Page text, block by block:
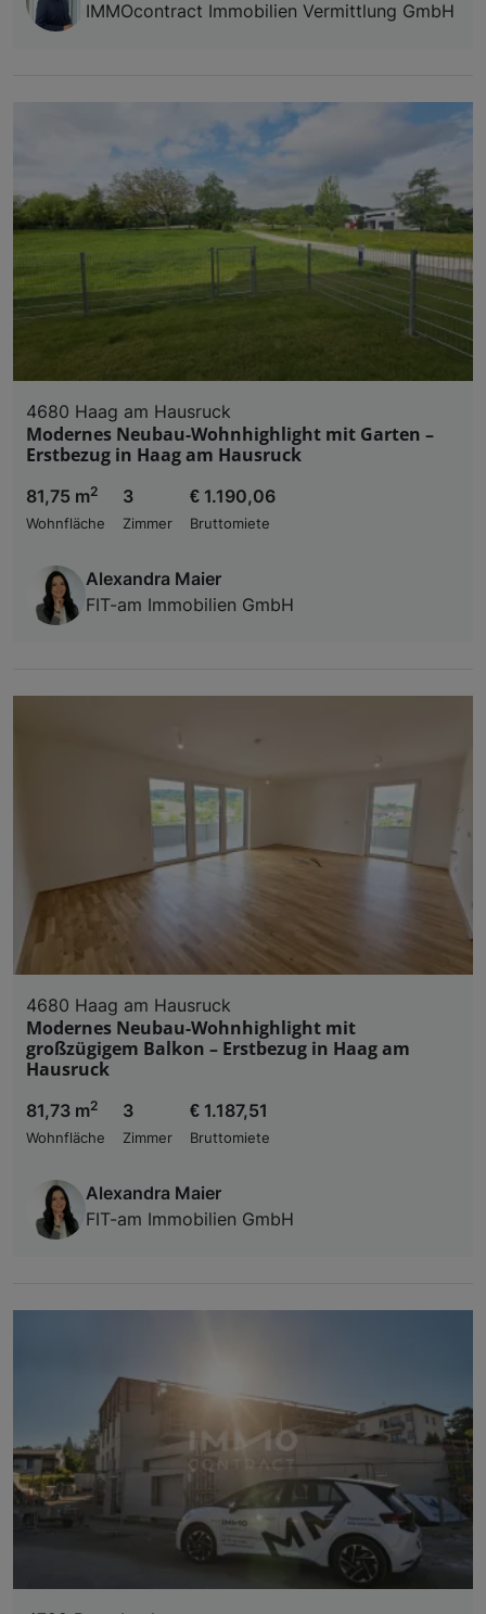
IMMOcontract Immobilien Vermittlung GmbH
4680 Haag am Hausruck
Modernes Neubau-Wohnhighlight mit Garten –
Erstbezug in Haag am Hausruck
81,75 m2
Wohnfläche
3
Zimmer
€ 1.190,06
Bruttomiete
Alexandra Maier
FIT-am Immobilien GmbH
4680 Haag am Hausruck
Modernes Neubau-Wohnhighlight mit
großzügigem Balkon – Erstbezug in Haag am
Hausruck
81,73 m2
Wohnfläche
3
Zimmer
€ 1.187,51
Bruttomiete
Alexandra Maier
FIT-am Immobilien GmbH